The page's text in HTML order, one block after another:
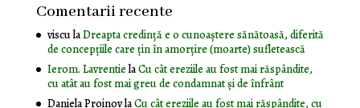
Comentarii recente
visculaDreapta credință e o cunoaștere sănătoasă, diferită
de concepțiile care țin în amorțire (moarte) sufletească
Ierom. LavrentielaCu cât ereziile au fost mai răspândite,
cu atât au fost mai greu de condamnat și de înfrânt
Daniela ProinovlaCu cât ereziile au fost mai răspândite, cu